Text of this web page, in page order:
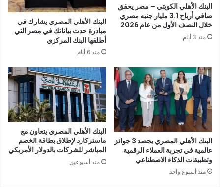
البنك الأهلي الكويتي – مصر يحقق
صافي أرباح 3.1 مليار جنيه مصري
خلال النصف الأول من عام 2026
منذ 3 أيام
البنك الأهلي المصري يشارك في
مبادرة حدث بياناتك في مصر التي
أطلقها البنك المركزي
منذ 6 أيام
البنك الأهلي المصري يحصد 3 جوائز
عالمية في تجربة العملاء الرقمية
وتطبيقات الذكاء الاصطناعي
منذ أسبوع واحد
البنك الأهلي المصري يتعاون مع
ماستركارد لإطلاق بطاقة الخصم
المباشر للشركات بالدولار الأمريكي
منذ أسبوعين